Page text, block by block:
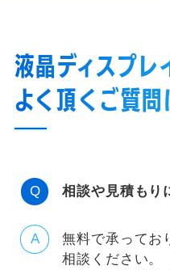
液晶ディスプレ
よく頂くご質問
相談や見積もり
無料で承ってお
相談ください。